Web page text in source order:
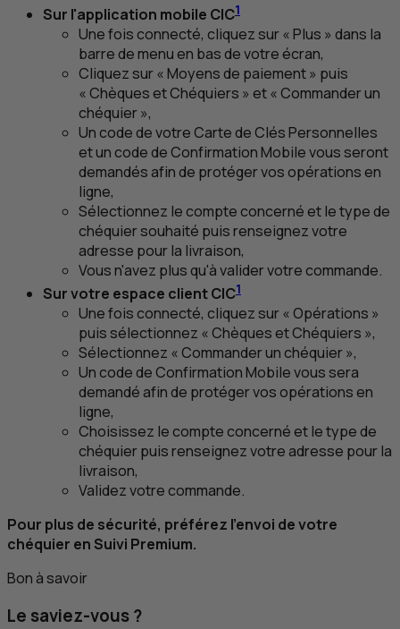
Sur l'application mobile CIC1
Une fois connecté, cliquez sur « Plus » dans la
barre de menu en bas de votre écran,
Cliquez sur « Moyens de paiement » puis
« Chèques et Chéquiers » et « Commander un
chéquier »,
Un code de votre Carte de Clés Personnelles
et un code de Confirmation Mobile vous seront
demandés afin de protéger vos opérations en
ligne,
Sélectionnez le compte concerné et le type de
chéquier souhaité puis renseignez votre
adresse pour la livraison,
Vous n'avez plus qu'à valider votre commande.
Sur votre espace clientCIC1
Une fois connecté, cliquez sur « Opérations »
puis sélectionnez « Chèques et Chéquiers »,
Sélectionnez « Commander un chéquier »,
Un code de Confirmation Mobile vous sera
demandé afin de protéger vos opérations en
ligne,
Choisissez le compte concerné et le type de
chéquier puis renseignez votre adresse pour la
livraison,
Validez votre commande.
Pour plus de sécurité, préférez l'envoi de votre
chéquier en Suivi Premium.
Bon à savoir
Le saviez-vous ?